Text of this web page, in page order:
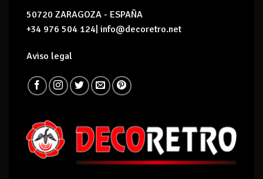
50720 ZARAGOZA - ESPAÑA
+34 976 504 124| info@decoretro.net
Aviso legal